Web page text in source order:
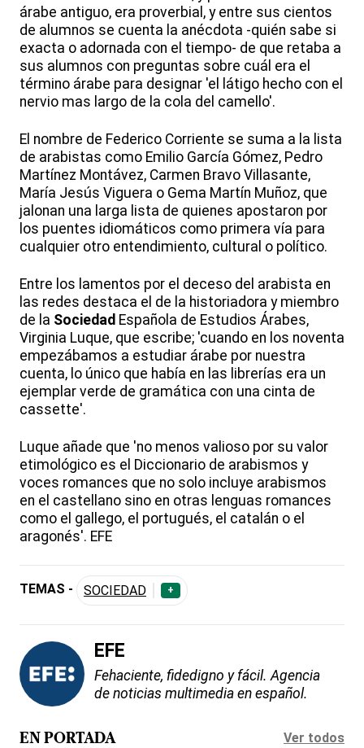
árabe antiguo, era proverbial, y entre sus cientos
de alumnos se cuenta la anécdota -quién sabe si
exacta o adornada con el tiempo- de que retaba a
sus alumnos con preguntas sobre cuál era el
término árabe para designar 'el látigo hecho con el
nervio mas largo de la cola del camello'.
El nombre de Federico Corriente se suma a la lista
de arabistas como Emilio García Gómez, Pedro
Martínez Montávez, Carmen Bravo Villasante,
María Jesús Viguera o Gema Martín Muñoz, que
jalonan una larga lista de quienes apostaron por
los puentes idiomáticos como primera vía para
cualquier otro entendimiento, cultural o político.
Entre los lamentos por el deceso del arabista en
las redes destaca el de la historiadora y miembro
de la Sociedad Española de Estudios Árabes,
Virginia Luque, que escribe; 'cuando en los noventa
empezábamos a estudiar árabe por nuestra
cuenta, lo único que había en las librerías era un
ejemplar verde de gramática con una cinta de
cassette'.
Luque añade que 'no menos valioso por su valor
etimológico es el Diccionario de arabismos y
voces romances que no solo incluye arabismos
en el castellano sino en otras lenguas romances
como el gallego, el portugués, el catalán o el
aragonés'. EFE
TEMAS - SOCIEDAD +
EFE
Fehaciente, fidedigno y fácil. Agencia
de noticias multimedia en español.
EN PORTADA Ver todos